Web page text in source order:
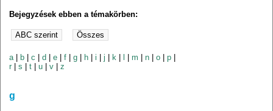
Bejegyzések ebben a témakörben:
a| b |c |d |e |f |g h |i |j k |m |n |o |p
r |s |t |u |v |z
g